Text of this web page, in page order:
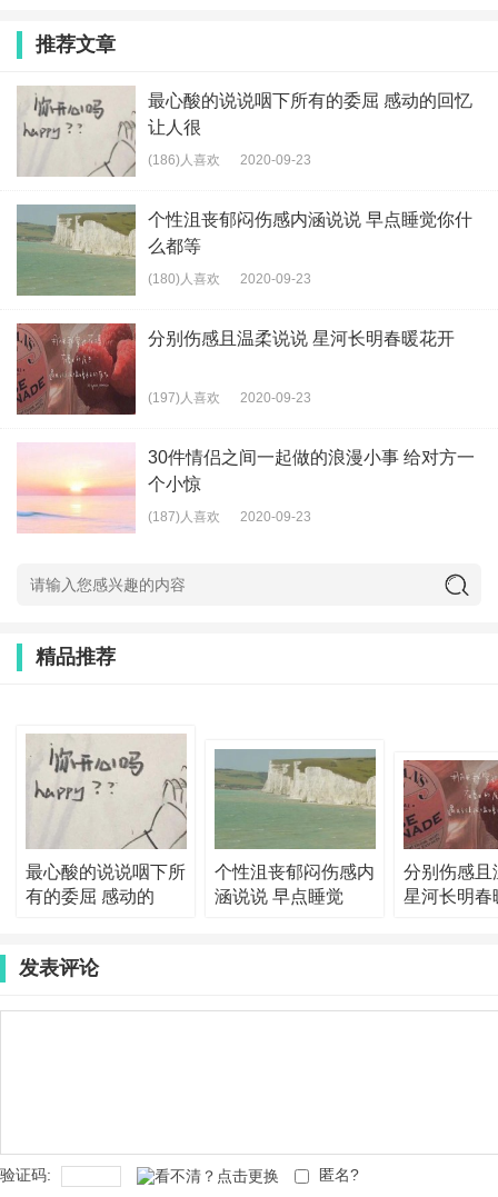
推荐文章
最心酸的说说咽下所有的委屈 感动的回忆
让人很
(186)人喜欢 2020-09-23
个性沮丧郁闷伤感内涵说说 早点睡觉你什
么都等
(180)人喜欢 2020-09-23
分别伤感且温柔说说 星河长明春暖花开
(197)人喜欢 2020-09-23
30件情侣之间一起做的浪漫小事 给对方一
个小惊
(187)人喜欢 2020-09-23
精品推荐
最心酸的说说咽下所
有的委屈 感动的
个性沮丧郁闷伤感内
涵说说 早点睡觉
分别伤感且
星河长明春
发表评论
验证码: 匿名?